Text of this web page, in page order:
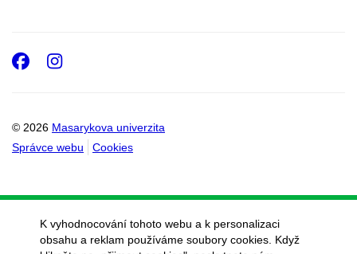
© 2026 Masarykova univerzita
Správce webu
Cookies
Facebook
Instagram
K vyhodnocování tohoto webu a k personalizaci
obsahu a reklam používáme soubory cookies. Když